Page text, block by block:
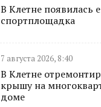
В Клетне появилась
спортплощадка
7 августа 2026, 8:40
В Клетне
крышу на
доме